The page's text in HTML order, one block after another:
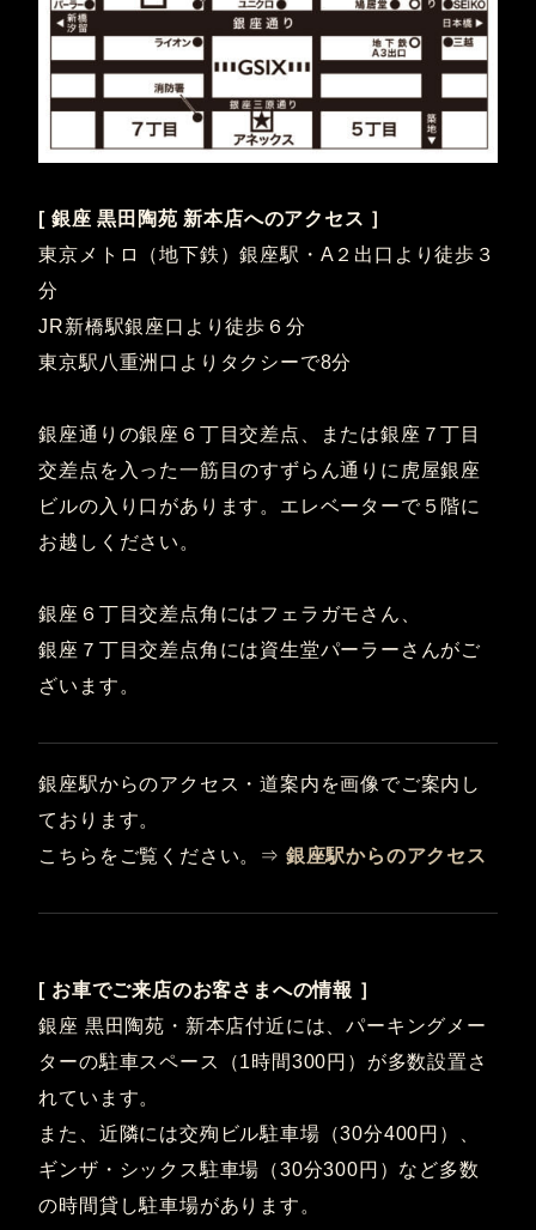
[ 銀座 黒田陶苑 新本店へのアクセス ］
東京メトロ（地下鉄）銀座駅・A２出口より徒歩３
分
JR新橋駅銀座口より徒歩６分
東京駅八重洲口よりタクシーで8分
銀座通りの銀座６丁目交差点、または銀座７丁目
交差点を入った一筋目のすずらん通りに虎屋銀座
ビルの入り口があります。エレベーターで５階に
お越しください。
銀座６丁目交差点角にはフェラガモさん、
銀座７丁目交差点角には資生堂パーラーさんがご
ざいます。
銀座駅からのアクセス・道案内を画像でご案内し
ております。
こちらをご覧ください。⇒ 銀座駅からのアクセス
[ お車でご来店のお客さまへの情報 ］
銀座 黒田陶苑・新本店付近には、パーキングメー
ターの駐車スペース（1時間300円）が多数設置さ
れています。
また、近隣には交殉ビル駐車場（30分400円）、
ギンザ・シックス駐車場（30分300円）など多数
の時間貸し駐車場があります。